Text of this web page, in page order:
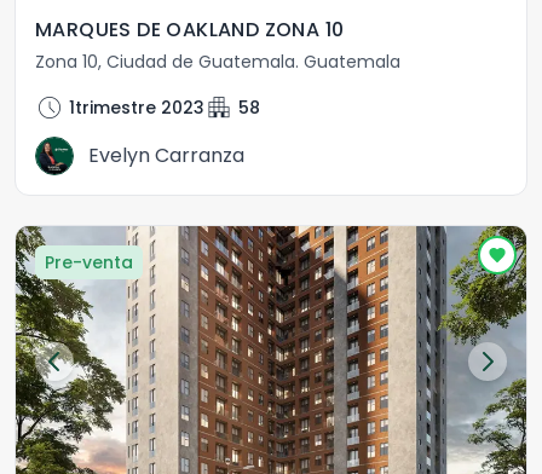
MARQUES DE OAKLAND ZONA 10
Zona 10, Ciudad de Guatemala. Guatemala
schedule 1trimestre 2023 apartment 58
Evelyn Carranza
Pre-venta